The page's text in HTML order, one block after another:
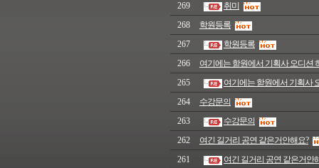
269
취미
268
학원등록
267
학원등록
266
여기에는 핟원에서 기획사 오디션
265
여기에는 핟원에서 기획사
264
수강문의
263
수강문의
262
여긴 길거리 공연 같은거안해요?
261
여긴 길거리 공연 같은거안